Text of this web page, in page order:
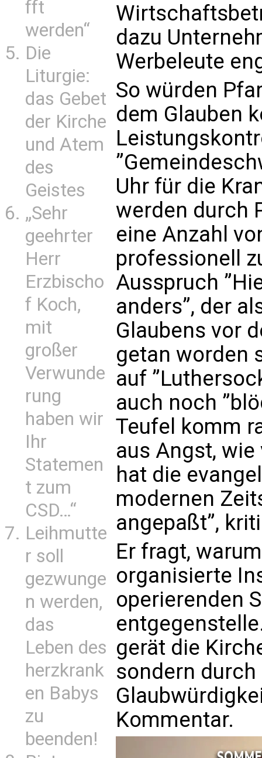
fft
werden“
Die
Liturgie:
das Gebet
der Kirche
und Atem
des
Geistes
„Sehr
geehrter
Herr
Erzbischo
f Koch,
mit
großer
Verwunde
rung
haben wir
Ihr
Statemen
t zum
CSD…“
Leihmutte
r soll
gezwunge
n werden,
das
Leben des
herzkrank
en Babys
zu
beenden!
dazu
Werbeleute
So würden
dem Glauben
Uhr für die
werden durch
eine Anzahl
professionell
Ausspruch
anders”, der
Glaubens vor
getan worden
auf
auch noch
Teufel komm
aus Angst,
hat die
modernen
angepaßt”,
Er fragt,
organisierte
operierenden
gerät die
sondern
Kommentar.